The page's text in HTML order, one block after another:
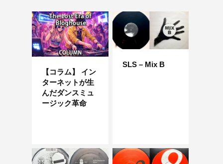
【コラム】 イン
ターネットが生
んだダンスミュ
ージック革命
SLS – Mix B